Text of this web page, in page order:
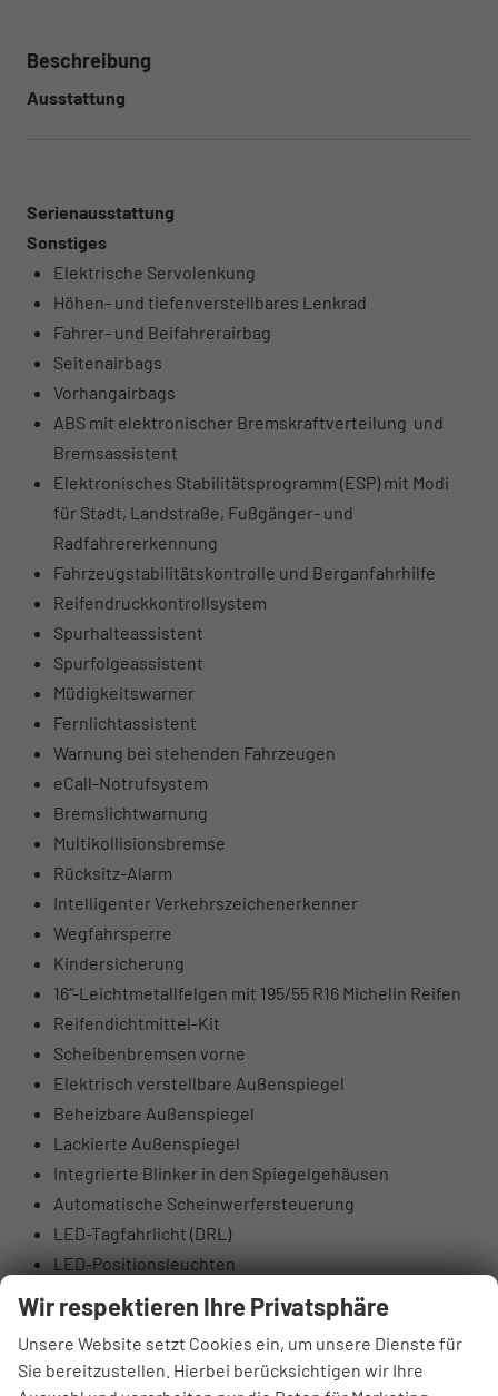
Beschreibung
Ausstattung
Serienausstattung
Sonstiges
Elektrische Servolenkung
Höhen- und tiefenverstellbares Lenkrad
Fahrer- und Beifahrerairbag
Seitenairbags
Vorhangairbags
ABS mit elektronischer Bremskraftverteilung und
Bremsassistent
Elektronisches Stabilitätsprogramm (ESP) mit Modi
für Stadt, Landstraße, Fußgänger- und
Radfahrererkennung
Fahrzeugstabilitätskontrolle und Berganfahrhilfe
Reifendruckkontrollsystem
Spurhalteassistent
Spurfolgeassistent
Müdigkeitswarner
Fernlichtassistent
Warnung bei stehenden Fahrzeugen
eCall-Notrufsystem
Bremslichtwarnung
Multikollisionsbremse
Rücksitz-Alarm
Intelligenter Verkehrszeichenerkenner
Wegfahrsperre
Kindersicherung
16“-Leichtmetallfelgen mit 195/55 R16 Michelin Reifen
Reifendichtmittel-Kit
Scheibenbremsen vorne
Elektrisch verstellbare Außenspiegel
Beheizbare Außenspiegel
Lackierte Außenspiegel
Integrierte Blinker in den Spiegelgehäusen
Automatische Scheinwerfersteuerung
LED-Tagfahrlicht (DRL)
LED-Positionsleuchten
Nebelscheinwerfer hinten
Tönung der Scheiben
Beleuchteter Schminkspiegel
Lederlenkrad
Wir respektieren Ihre Privatsphäre
Unsere Website setzt Cookies ein, um unsere Dienste für
Sie bereitzustellen. Hierbei berücksichtigen wir Ihre